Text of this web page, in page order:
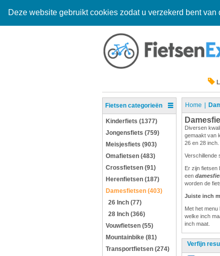
Deze website gebruikt cookies zodat u verzekerd bent
Fietsen categorieën
Kinderfiets (1377)
Jongensfiets (759)
Meisjesfiets (903)
Omafietsen (483)
Crossfietsen (91)
Herenfietsen (187)
Damesfietsen (403)
26 Inch (77)
28 Inch (366)
Vouwfietsen (55)
Mountainbike (81)
Transportfietsen (274)
Home
Diversen
gemaakt van
26 en 28
Verschillende
Er zijn fietsen
een
worden de
Juiste inch
Met het
welke inch
inch maat.
Verfijn